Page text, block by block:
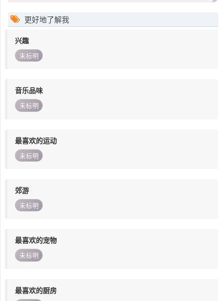
更好地了解我
兴趣
未标明
音乐品味
未标明
最喜欢的运动
未标明
郊游
未标明
最喜欢的宠物
未标明
最喜欢的厨房